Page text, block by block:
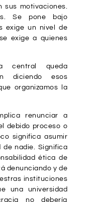
sus motivaciones.
Se pone bajo
exige un nivel de
exige a quienes
central queda
diciendo esos
organizamos la
renunciar a
debido proceso o
significa asumir
de nadie. Significa
ética de
denunciando y de
instituciones
una universidad
no debería